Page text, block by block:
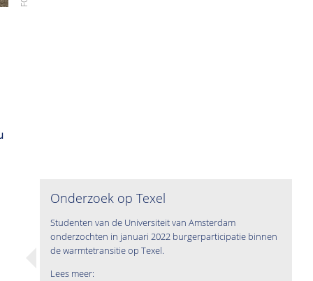
Onderzoek op Texel
Studenten van de Universiteit van Amsterdam
onderzochten in januari 2022 burgerparticipatie binnen
de warmtetransitie op Texel.
Lees meer: